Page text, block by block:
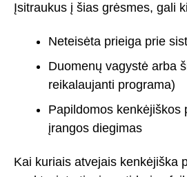
Įsitraukus į šias grėsmes, gali
Neteisėta prieiga prie
Duomenų vagystė arba
reikalaujanti programa)
Papildomos kenkėjiškos
įrangos diegimas
Kai kuriais atvejais kenkėjiška